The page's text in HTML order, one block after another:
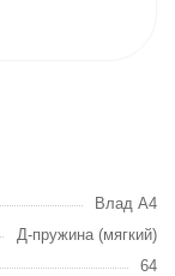
Влад A4
Д-пружина (мягкий)
64